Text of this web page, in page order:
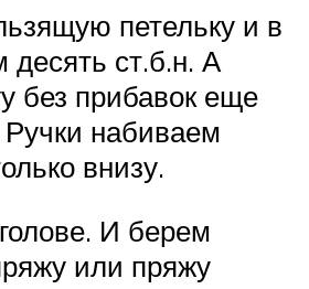
петельку и в
десять ст.б.н. А
без прибавок еще
набиваем
внизу.
И берем
или пряжу